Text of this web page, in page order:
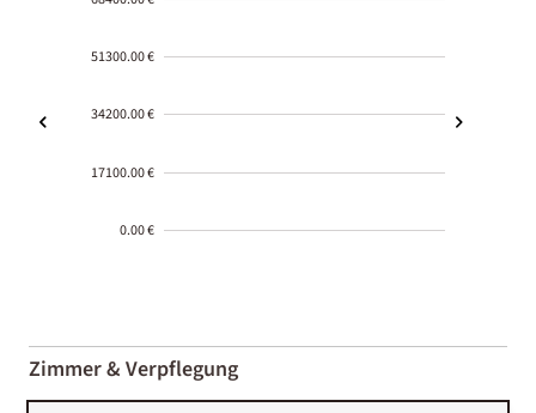
51300.00 €
34200.00 €
17100.00 €
0.00 €
01-02
Zimmer & Verpflegung